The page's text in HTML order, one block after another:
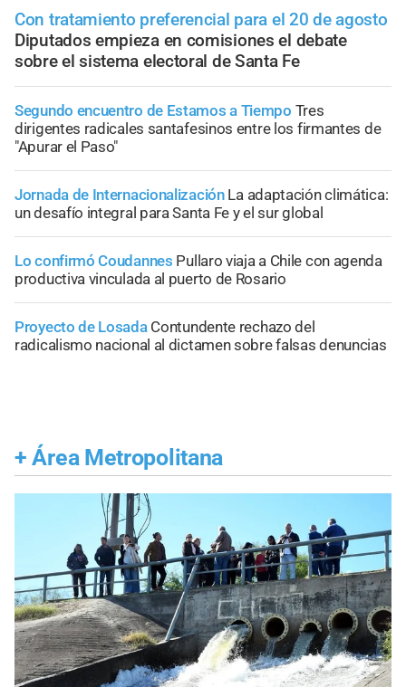
Con tratamiento preferencial para el 20 de agosto
Diputados empieza en comisiones el debate
sobre el sistema electoral de Santa Fe
Segundo encuentro de Estamos a Tiempo Tres
dirigentes radicales santafesinos entre los firmantes de
"Apurar el Paso"
Jornada de Internacionalización La adaptación climática:
un desafío integral para Santa Fe y el sur global
Lo confirmó Coudannes Pullaro viaja a Chile con agenda
productiva vinculada al puerto de Rosario
Proyecto de Losada Contundente rechazo del
radicalismo nacional al dictamen sobre falsas denuncias
+ Área Metropolitana